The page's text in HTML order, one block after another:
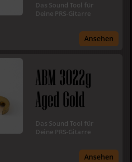
Das Sound Tool für
Deine PRS-Gitarre
Ansehen
ABM 3022g
Aged Gold
Das Sound Tool für
Deine PRS-Gitarre
Ansehen